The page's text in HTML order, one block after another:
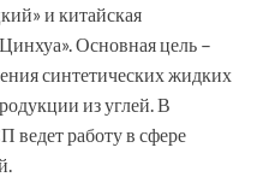
и китайская
Основная цель –
синтетических жидких
из углей. В
ведет работу в сфере